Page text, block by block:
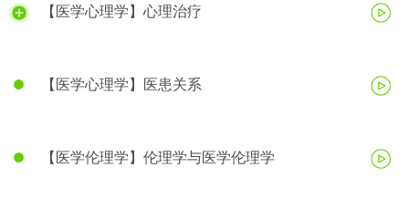
【医学心理学】心理治疗
【医学心理学】医患关系
【医学伦理学】伦理学与医学伦理学